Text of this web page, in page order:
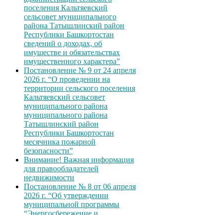
поселения Кальтяевский
сельсовет муниципального
района Татышлинский район
Республики Башкортостан
сведений о доходах, об
имуществе и обязательствах
имущественного характера”
Постановление № 9 от 24 апреля
2026 г. “О проведении на
территории сельского поселения
Кальтяевский сельсовет
муниципального района
муниципального района
Татышлинский район
Республики Башкортостан
месячника пожарной
безопасности”
Внимание! Важная информация
для правообладателей
недвижимости
Постановление № 8 от 06 апреля
2026 г. “Об утверждении
муниципальной программы
“Энергосбережение и